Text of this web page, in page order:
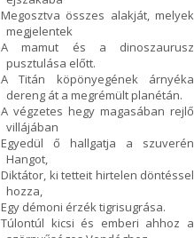
Megosztva összes alakját, melyek
megjelentek
A mamut és a dinoszaurusz
pusztulása előtt.
A Titán köpönyegének árnyéka
dereng át a megrémült planétán.
A végzetes hegy magasában rejlő
villájában
Egyedül ő hallgatja a szuverén
Hangot,
Diktátor, ki tetteit hirtelen döntéssel
hozza,
Egy démoni érzék tigrisugrása.
Túlontúl kicsi és emberi ahhoz a